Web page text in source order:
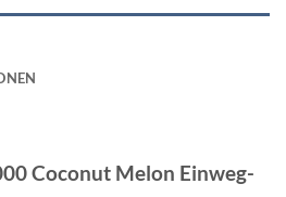
Coconut Melon Einweg-